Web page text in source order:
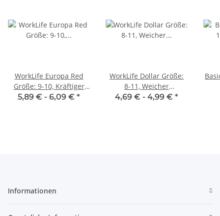
WorkLife Europa Red
Größe: 9-10, Kräftiger
Rindspaltlederhandschuh,
5,89 € - 6,09 € *
WorkLife Dollar Größe:
8-11, Weicher
Schweisser-Kombi
4,69 € - 4,99 € *
Informationen